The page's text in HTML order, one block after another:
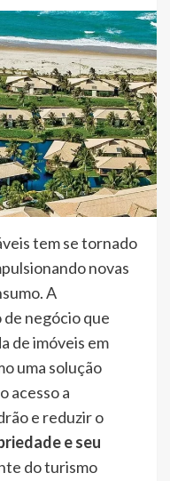
tem se tornado
novas
A
negócio que
de imóveis em
uma solução
acesso a
e reduzir o
e seu
do turismo